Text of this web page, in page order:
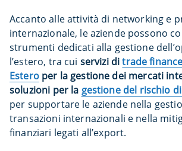
Accanto alle attività di networking e
internazionale, le aziende possono
strumenti dedicati alla gestione
l’estero, tra cui servizi ditrade finance
Esteroper la gestione dei mercati
soluzioni per la gestione del rischio
per supportare le aziende nella
transazioni internazionali e nella
finanziari legati all’export.